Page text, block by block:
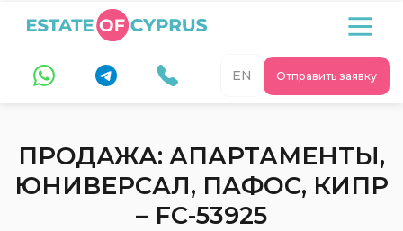
Отправить заявку
EN
ПРОДАЖА: АПАРТАМЕНТЫ,
ЮНИВЕРСАЛ, ПАФОС, КИПР
– FC-53925